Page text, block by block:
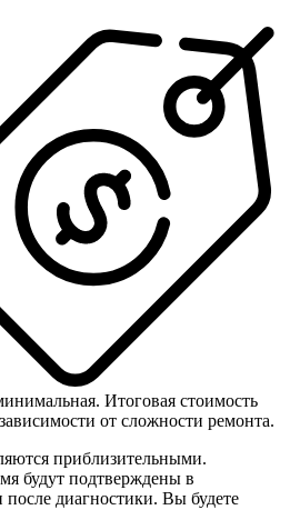
Итоговая стоимость
от сложности ремонта.
приблизительными.
будут подтверждены в
диагностики. Вы будете